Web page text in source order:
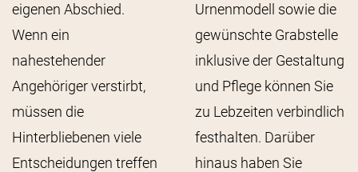
eigenen Abschied.
Wenn ein
nahestehender
Angehöriger verstirbt,
müssen die
Hinterbliebenen viele
Entscheidungen treffen
Urnenmodell sowie die
gewünschte Grabstelle
inklusive der Gestaltung
und Pflege können Sie
zu Lebzeiten verbindlich
festhalten. Darüber
hinaus haben Sie